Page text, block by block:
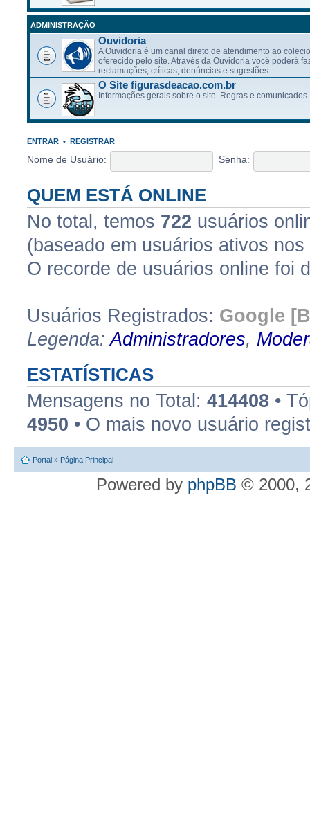
ADMINISTRAÇÃO
Ouvidoria
A Ouvidoria é um canal direto de atendimento ao
oferecido pelo site. Através da Ouvidoria você poderá
reclamações, críticas, denúncias e sugestões.
O Site figurasdeacao.com.br
Informações gerais sobre o site. Regras e comunicados.
ENTRAR• REGISTRAR
Nome de Usuário: Senha:
QUEM ESTÁ ONLINE
No total, temos 722 usuários
(baseado em usuários ativos
O recorde de usuários online foi
Usuários Registrados: Google
Legenda:Administradores,
ESTATÍSTICAS
Mensagens no Total: 414408•
4950 • O mais novo usuário
Portal » Página Principal
Powered by phpBB © 2000,